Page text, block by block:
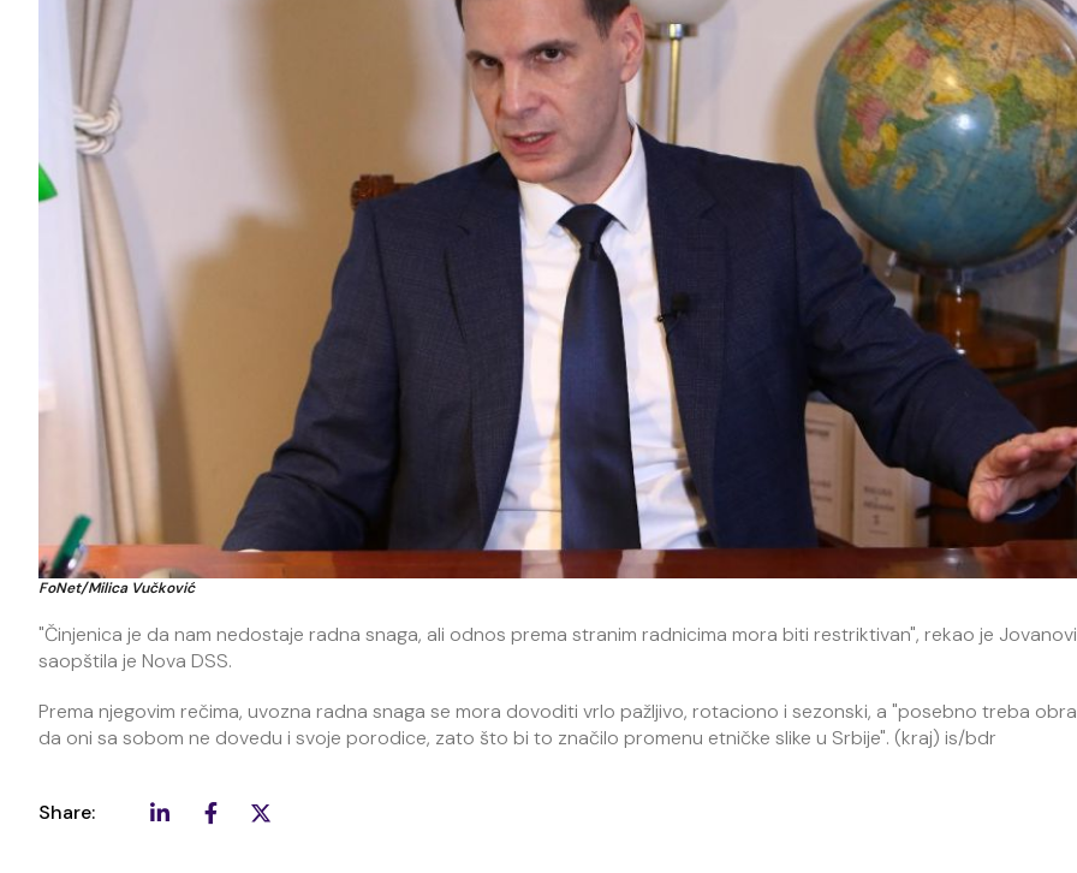
FoNet/Milica Vučković
"Činjenica je da nam nedostaje radna snaga, ali odnos prema stranim radnicima mora biti restriktivan", rekao je
saopštila je Nova DSS.
Prema njegovim rečima, uvozna radna snaga se mora dovoditi vrlo pažljivo, rotaciono i sezonski, a "posebno treba
da oni sa sobom ne dovedu i svoje porodice, zato što bi to značilo promenu etničke slike u Srbije". (kraj) is/bdr
Share: